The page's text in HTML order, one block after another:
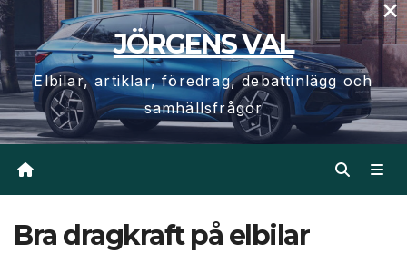
Hoppa
till
innehåll
JÖRGENS VAL
Elbilar, artiklar, föredrag, debattinlägg och
samhällsfrågor
Bra dragkraft på elbilar
×